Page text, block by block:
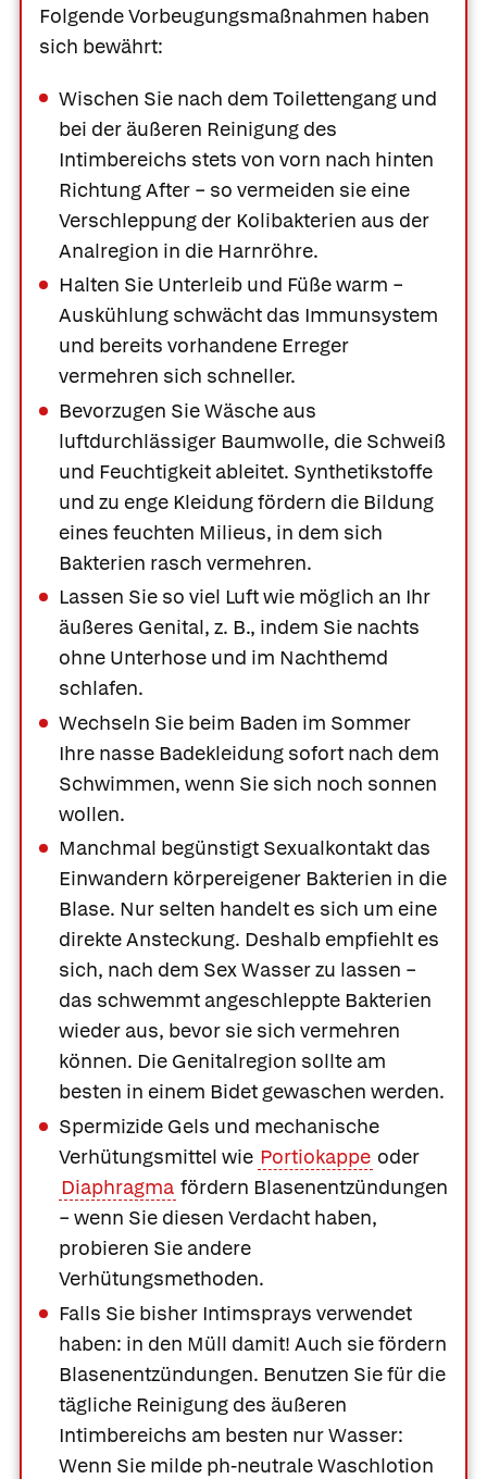
Folgende Vorbeugungsmaßnahmen haben
sich bewährt:
Wischen Sie nach dem Toilettengang und
bei der äußeren Reinigung des
Intimbereichs stets von vorn nach hinten
Richtung After − so vermeiden sie eine
Verschleppung der Kolibakterien aus der
Analregion in die Harnröhre.
Halten Sie Unterleib und Füße warm −
Auskühlung schwächt das Immunsystem
und bereits vorhandene Erreger
vermehren sich schneller.
Bevorzugen Sie Wäsche aus
luftdurchlässiger Baumwolle, die Schweiß
und Feuchtigkeit ableitet. Synthetikstoffe
und zu enge Kleidung fördern die Bildung
eines feuchten Milieus, in dem sich
Bakterien rasch vermehren.
Lassen Sie so viel Luft wie möglich an Ihr
äußeres Genital, z. B., indem Sie nachts
ohne Unterhose und im Nachthemd
schlafen.
Wechseln Sie beim Baden im Sommer
Ihre nasse Badekleidung sofort nach dem
Schwimmen, wenn Sie sich noch sonnen
wollen.
Manchmal begünstigt Sexualkontakt das
Einwandern körpereigener Bakterien in die
Blase. Nur selten handelt es sich um eine
direkte Ansteckung. Deshalb empfiehlt es
sich, nach dem Sex Wasser zu lassen −
das schwemmt angeschleppte Bakterien
wieder aus, bevor sie sich vermehren
können. Die Genitalregion sollte am
besten in einem Bidet gewaschen werden.
Spermizide Gels und mechanische
Verhütungsmittel wie Portiokappe oder
Diaphragma fördern Blasenentzündungen
− wenn Sie diesen Verdacht haben,
probieren Sie andere
Verhütungsmethoden.
Falls Sie bisher Intimsprays verwendet
haben: in den Müll damit! Auch sie fördern
Blasenentzündungen. Benutzen Sie für die
tägliche Reinigung des äußeren
Intimbereichs am besten nur Wasser:
Wenn Sie milde ph-neutrale Waschlotion